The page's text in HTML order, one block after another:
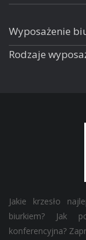
Wyposażenie
Rodzaje
Jakie krzesło
biurkiem? Jak
konferencyjna?